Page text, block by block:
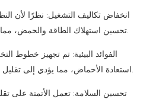
انخفاض تكاليف التشغيل: نظرًا لأن
تحسين استهلاك الطاقة والحمض، مما يقلل من التكاليف الإجمالية.
الفوائد البيئية: تم تجهيز خطوط
استعادة الأحماض، مما يؤدي إلى تقليل النفايات وتقليل التأثير البيئي.
تحسين السلامة: تعمل الأتمتة على